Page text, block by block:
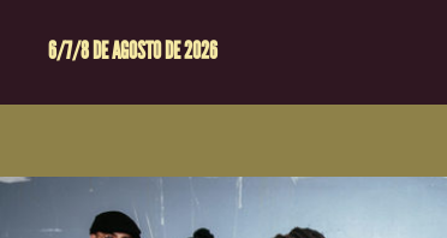
6/7/8 DE AGOSTO DE 2026